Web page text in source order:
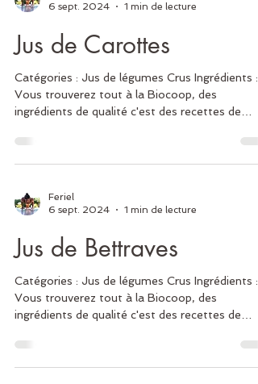
6 sept. 2024
1 min de lecture
Jus de Carottes
Catégories : Jus de légumes Crus Ingrédients :
Vous trouverez tout à la Biocoop, des
ingrédients de qualité c'est des recettes de
Feriel
6 sept. 2024
1 min de lecture
Jus de Bettraves
Catégories : Jus de légumes Crus Ingrédients :
Vous trouverez tout à la Biocoop, des
ingrédients de qualité c'est des recettes de